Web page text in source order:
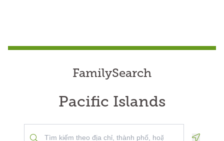
FamilySearch
Pacific Islands